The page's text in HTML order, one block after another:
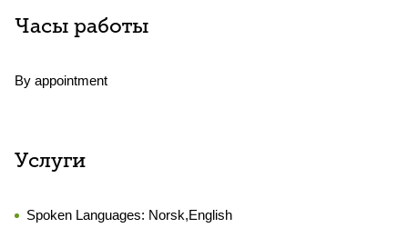
Часы работы
By appointment
Услуги
Spoken Languages: Norsk,English